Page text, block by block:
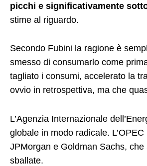
picchi e significativamente
stime al riguardo.
Secondo Fubini la ragione è
smesso di consumarlo come
tagliato i consumi, accelerato la
ovvio in retrospettiva, ma che
L’Agenzia Internazionale
globale in modo radicale.
JPMorgan e Goldman Sachs,
sballate.